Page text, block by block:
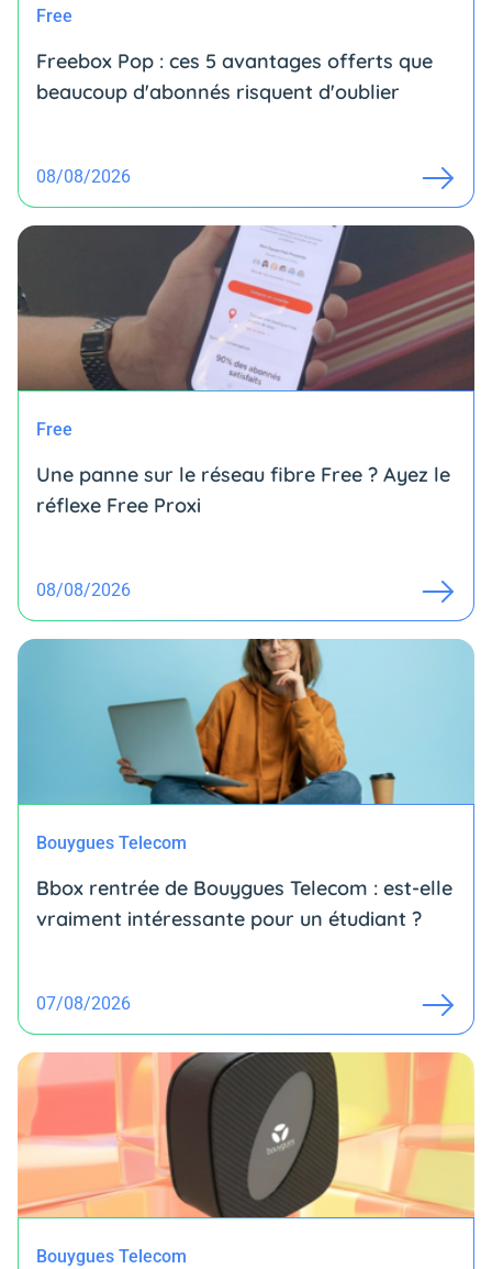
Free
Freebox Pop : ces 5 avantages offerts que
beaucoup d'abonnés risquent d'oublier
08/08/2026
Free
Une panne sur le réseau fibre Free ? Ayez le
réflexe Free Proxi
08/08/2026
Bouygues Telecom
Bbox rentrée de Bouygues Telecom : est-elle
vraiment intéressante pour un étudiant ?
07/08/2026
Bouygues Telecom